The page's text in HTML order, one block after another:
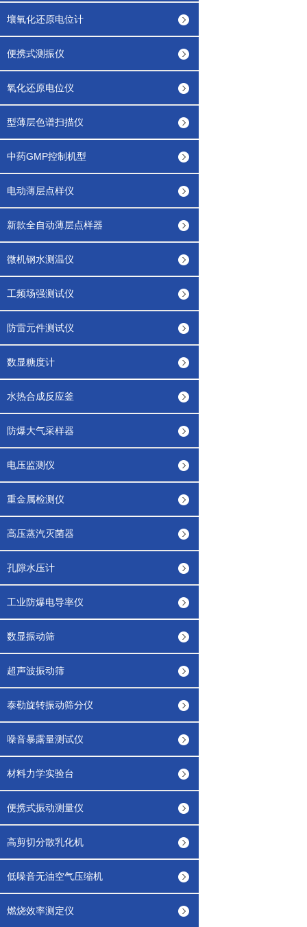
壤氧化还原电位计
便携式测振仪
氧化还原电位仪
型薄层色谱扫描仪
中药GMP控制机型
电动薄层点样仪
新款全自动薄层点样器
微机钢水测温仪
工频场强测试仪
防雷元件测试仪
数显糖度计
水热合成反应釜
防爆大气采样器
电压监测仪
重金属检测仪
高压蒸汽灭菌器
孔隙水压计
工业防爆电导率仪
数显振动筛
超声波振动筛
泰勒旋转振动筛分仪
噪音暴露量测试仪
材料力学实验台
便携式振动测量仪
高剪切分散乳化机
低噪音无油空气压缩机
燃烧效率测定仪